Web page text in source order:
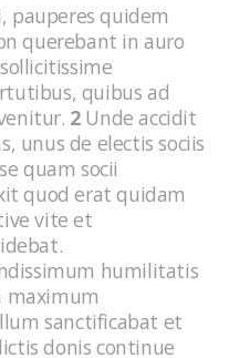
pauperes quidem
querebant in auro
quibus ad
2Unde accidit
unus de electis sociis
quam socii
quod erat quidam
vite et
humilitatis
maximum
sanctificabat et
donis continue